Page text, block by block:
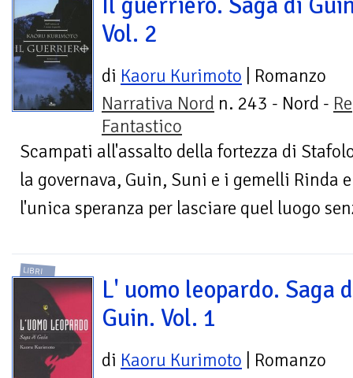
Vol. 2
di Kaoru Kurimoto | Romanzo
Narrativa Nord n. 243 - Nord -
Fantastico
Scampati all'assalto della fortezza di
la governava, Guin, Suni e i gemelli Rinda
l'unica speranza per lasciare quel luogo
LIBRI
L' uomo leopardo. Saga
Guin. Vol. 1
di Kaoru Kurimoto | Romanzo